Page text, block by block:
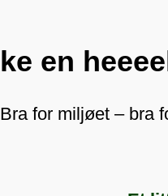
en
for miljøet – bra